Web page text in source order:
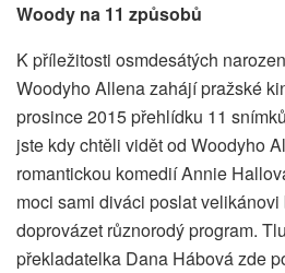
Woody na 11 způsobů
K příležitosti osmdesátých
Woodyho Allena zahájí pražské
prosince 2015 přehlídku 11
jste kdy chtěli vidět od Woodyho
romantickou komedií Annie
moci sami diváci poslat
doprovázet různorodý program.
překladatelka Dana Hábová zde